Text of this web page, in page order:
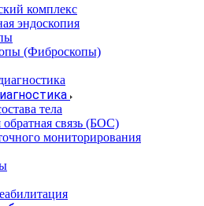
комплекс
эндоскопия
(Фиброcкопы)
тела
обратная связь (БОС)
мониторирования